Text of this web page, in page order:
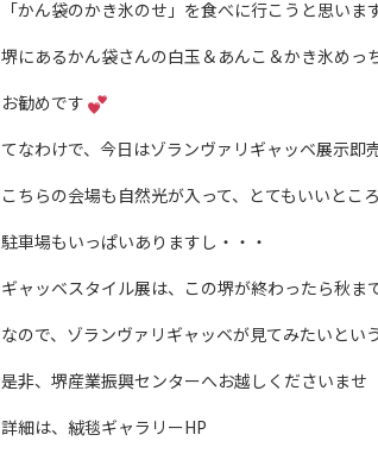
「かん袋のかき氷のせ」を食べに行こうと思いま
堺にあるかん袋さんの白玉＆あんこ＆かき氷めっ
お勧めです
てなわけで、今日はゾランヴァリギャッベ展示
こちらの会場も自然光が入って、とてもいいとこ
駐車場もいっぱいありますし・・・
ギャッベスタイル展は、この堺が終わったら秋ま
なので、ゾランヴァリギャッベが見てみたいという
是非、堺産業振興センターへお越しくださいませ
詳細は、絨毯ギャラリーHP